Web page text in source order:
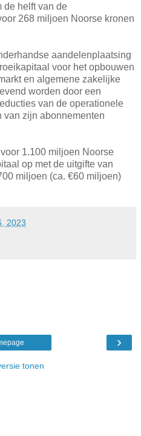
de helft van de
268 miljoen Noorse kronen
aandelenplaatsing
voor het opbouwen
en algemene zakelijke
worden door een
van de operationele
van zijn abonnementen
1.100 miljoen Noorse
op met de uitgifte van
miljoen (ca. €60 miljoen)
2023
›
tonen